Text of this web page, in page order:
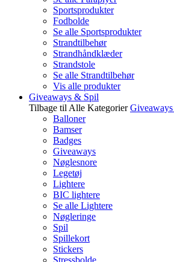
Sportsprodukter
Fodbolde
Se alle Sportsprodukter
Strandtilbehør
Strandhåndklæder
Strandstole
Se alle Strandtilbehør
Vis alle produkter
Giveaways & Spil
Tilbage til Alle Kategorier
Balloner
Bamser
Badges
Giveaways
Nøglesnore
Legetøj
Lightere
BIC lightere
Se alle Lightere
Nøgleringe
Spil
Spillekort
Stickers
Stressbolde